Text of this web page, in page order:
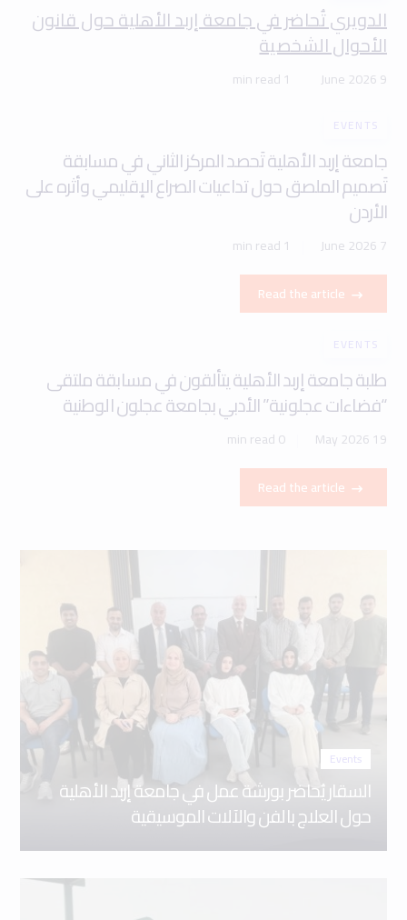
جامعة إربد الأهلية تَحصد المركز الثاني في مسابقة
تَصميم الملصق حول تداعيات الصراع الإقليمي وأثره على
الأردن
Read the article
EVENTS
طلبة جامعة إربد الأهلية يتألقون في مسابقة ملتقى
0 min read
Read the article
Events
السقار يُحاضر بورشة عمل في جامعة إربد الأهلية
حول العلاج بالفن والآلات الموسيقية